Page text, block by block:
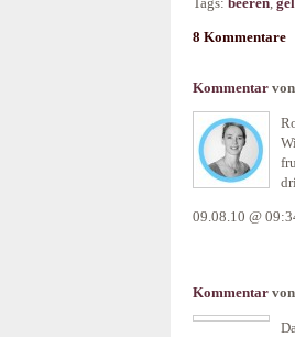
8 Kommentare
Kommentar
09.08.10 @
Kommentar